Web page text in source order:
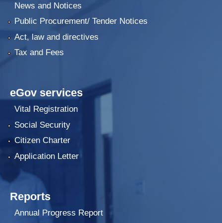
News and Notices
Public Procurement/ Tender Notices
Act, law and directives
Tax and Fees
eGov services
Vital Registration
Social Security
Citizen Charter
Application Letter
Reports
Annual Progress Report